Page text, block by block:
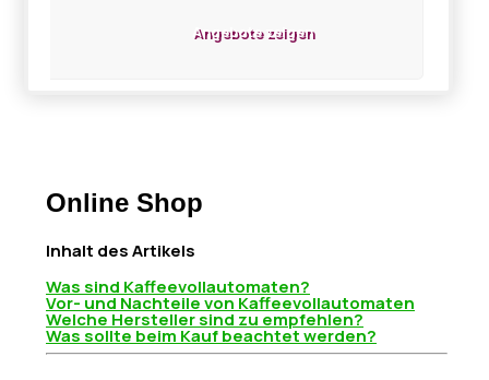
Angebote zeigen
Online Shop
Inhalt des Artikels
Was sind Kaffeevollautomaten?
Vor- und Nachteile von Kaffeevollautomaten
Welche Hersteller sind zu empfehlen?
Was sollte beim Kauf beachtet werden?